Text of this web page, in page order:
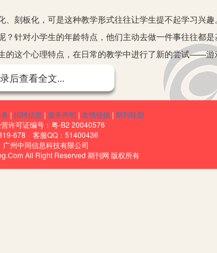
板化，可是这种教学形式往往让学生提不起学习兴趣
针对小学生的年龄特点，他们主动去做一件事往往都是
的这个心理特点，在日常的教学中进行了新的尝试——
学实践经验，简要分析当前小学数学教学存在的问题，
。
了学生的主体地位，教学形式以传统的“填鸭式”灌输
的主体地位充分发挥出来，而且不利于培养学生的数学
后查看全文...
| 招聘信息 | 服务声明 | 友情链接 | 期刊联盟
许可证编号：粤-B2 20040576
678 客服QQ：51400436
广州中同信息科技有限公司
All Right Reserved 期刊网 版权所有